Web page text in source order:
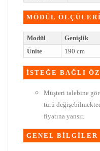
MÖDÜL ÖLÇÜLERİ
Modül Genişlik
Ünite
190 cm
İSTEĞE BAĞLI
Müşteri talebine
türü
fiyatına yansır.
GENEL BİLGİLER